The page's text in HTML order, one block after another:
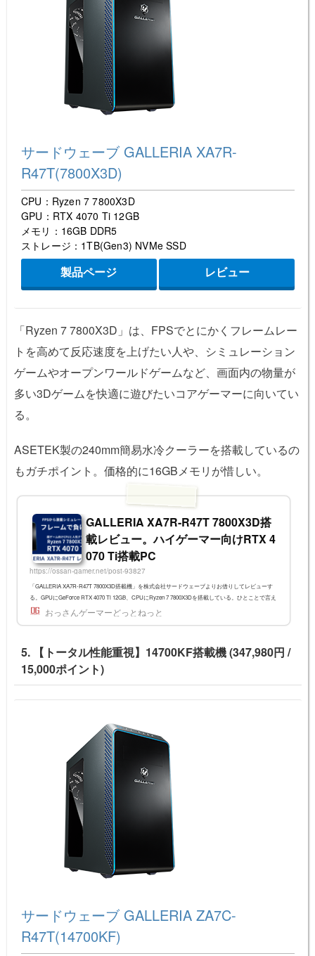
サードウェーブ GALLERIA XA7R-
R47T(7800X3D)
CPU：Ryzen 7 7800X3D
GPU：RTX 4070 Ti 12GB
メモリ：16GB DDR5
ストレージ：1TB(Gen3) NVMe SSD
製品ページ レビュー
「Ryzen 7 7800X3D」は、FPSでとにかくフレームレー
トを高めて反応速度を上げたい人や、シミュレーション
ゲームやオープンワールドゲームなど、画面内の物量が
多い3Dゲームを快適に遊びたいコアゲーマーに向いてい
る。
ASETEK製の240mm簡易水冷クーラーを搭載しているの
もガチポイント。価格的に16GBメモリが惜しい。
GALLERIA XA7R-R47T 7800X3D搭
載レビュー。ハイゲーマー向けRTX 4
070 Ti搭載PC
https://ossan-gamer.net/post-93827
「GALLERIA XA7R-R47T 7800X3D搭載機」を株式会社サードウェーブよりお借りしてレビューす
る。GPUにGeForce RTX 4070 Ti 12GB、CPUにRyzen 7 7800X3Dを搭載している。ひとことで言え
ば「速さと画質の両立を求める人のマシン」だ。高いフレームレートを出したいFPSやアクショ
おっさんゲーマーどっとねっと
5. 【トータル性能重視】14700KF搭載機 (347,980円 /
15,000ポイント)
サードウェーブ GALLERIA ZA7C-
R47T(14700KF)